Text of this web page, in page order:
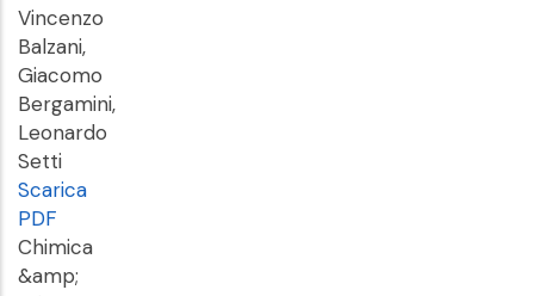
Vincenzo
Balzani,
Giacomo
Bergamini,
Leonardo
Setti
Scarica
PDF
Chimica
&amp;